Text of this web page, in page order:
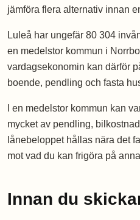
jämföra flera alternativ innan
Luleå har ungefär 80 304
en medelstor kommun i
vardagsekonomin kan därför
boende, pendling och fasta
I en medelstor kommun kan
mycket av pendling,
lånebeloppet hållas nära det
mot vad du kan frigöra på
Innan du